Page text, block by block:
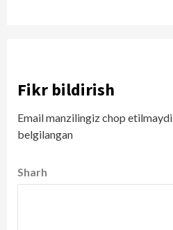
Fikr bildirish
Email manzilingiz chop etilmaydi.
belgilangan
Sharh